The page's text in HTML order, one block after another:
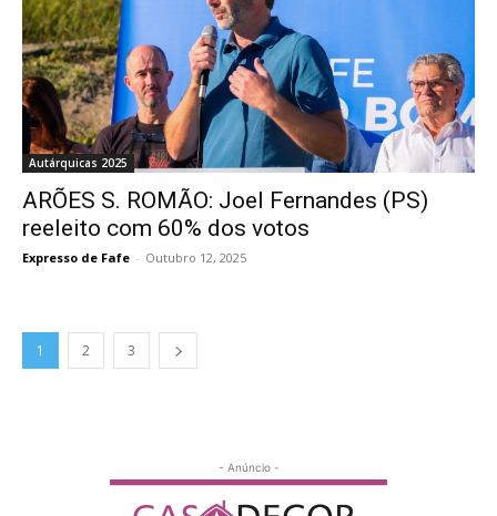
Autárquicas 2025
ARÕES S. ROMÃO: Joel Fernandes (PS)
reeleito com 60% dos votos
Expresso de Fafe - Outubro 12, 2025
1 2 3
- Anúncio -